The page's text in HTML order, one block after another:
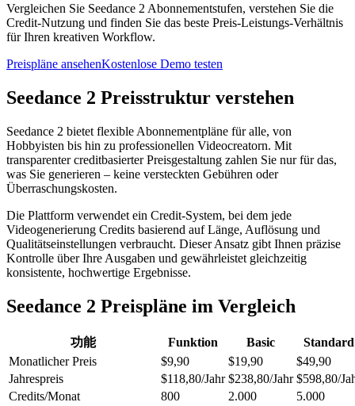
Vergleichen Sie Seedance 2 Abonnementstufen, verstehen Sie die
Credit-Nutzung und finden Sie das beste Preis-Leistungs-Verhältnis
für Ihren kreativen Workflow.
Preispläne ansehenKostenlose Demo testen
Seedance 2 Preisstruktur verstehen
Seedance 2 bietet flexible Abonnementpläne für alle, von
Hobbyisten bis hin zu professionellen Videocreatorn. Mit
transparenter creditbasierter Preisgestaltung zahlen Sie nur für das,
was Sie generieren – keine versteckten Gebühren oder
Überraschungskosten.
Die Plattform verwendet ein Credit-System, bei dem jede
Videogenerierung Credits basierend auf Länge, Auflösung und
Qualitätseinstellungen verbraucht. Dieser Ansatz gibt Ihnen präzise
Kontrolle über Ihre Ausgaben und gewährleistet gleichzeitig
konsistente, hochwertige Ergebnisse.
Seedance 2 Preispläne im Vergleich
功能 Funktion Basic
Standard
Monatlicher Preis
$9,90 $19,90
$49,90
Jahrespreis
$118,80/Jahr $238,80/Jahr $598,80/
Credits/Monat
800 2.000
5.000